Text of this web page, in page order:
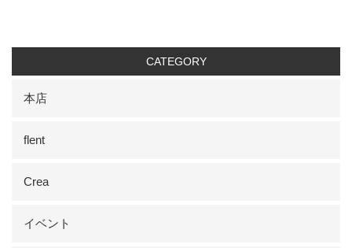
CATEGORY
本店
flent
Crea
イベント